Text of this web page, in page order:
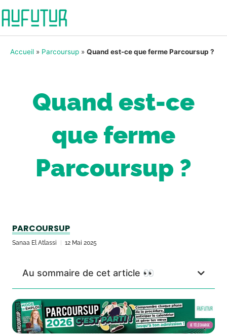
Accueil » Parcoursup » Quand est-ce que ferme Parcoursup ?
Quand est-ce
que ferme
Parcoursup ?
PARCOURSUP
Sanaa El Atlassi 12 Mai 2025
Au sommaire de cet article 👀